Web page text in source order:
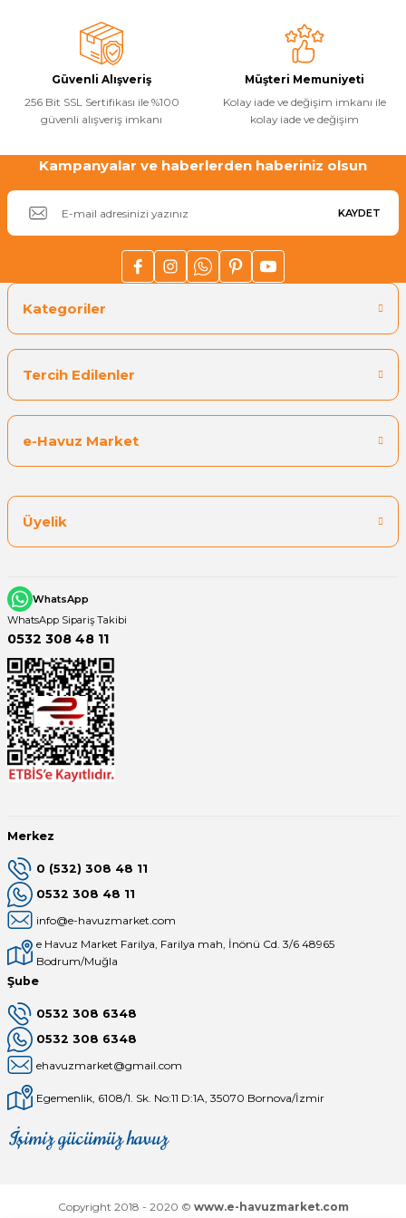
Yangın Pompası
Metin Atalay | 24/09/2018
Yorum Yaz
Ürün fiyatı diğer sitelerden daha pahalı.
Bu ürüne benzer farklı alternatifler olmalı.
Gönder
Güvenli Alışveriş
256 Bit SSL Sertifikası ile %100
güvenli alışveriş imkanı
Müşteri Memuniyeti
Kolay iade ve değişim imkanı ile
kolay iade ve değişim
Kampanyalar ve haberlerden haberiniz olsun
KAYDET
Kategoriler
Tercih Edilenler
e-Havuz Market
Üyelik
WhatsApp
WhatsApp Sipariş Takibi
0532 308 48 11
Merkez
0 (532) 308 48 11
0532 308 48 11
info@e-havuzmarket.com
e Havuz Market Farilya, Farilya mah, İnönü Cd. 3/6 48965
Bodrum/Muğla
Şube
0532 308 6348
0532 308 6348
ehavuzmarket@gmail.com
Egemenlik, 6108/1. Sk. No:11 D:1A, 35070 Bornova/İzmir
İşimiz gücümüz havuz
Mağaza
Depomuz
Copyright 2018 - 2020 © www.e-havuzmarket.com